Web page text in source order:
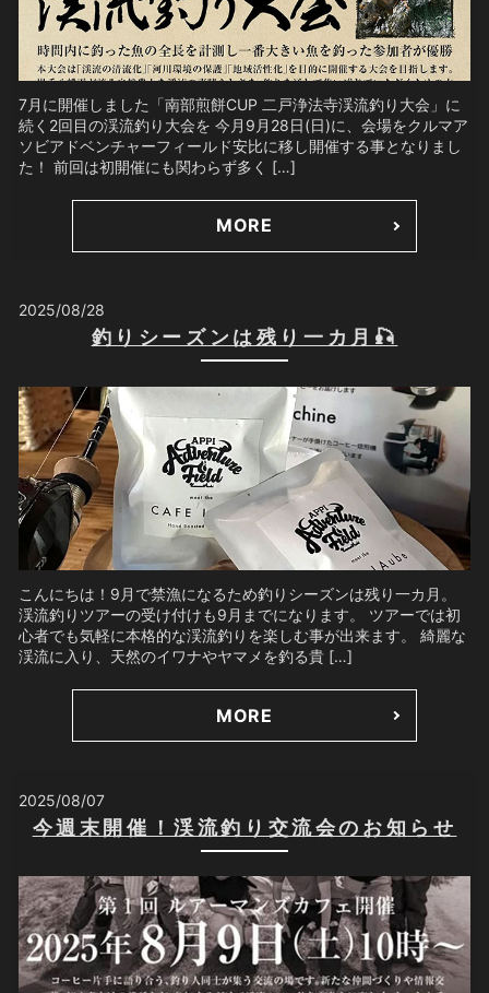
7月に開催しました「南部煎餅CUP 二戸浄法寺渓流釣り大会」に
続く2回目の渓流釣り大会を 今月9月28日(日)に、会場をクルマア
ソビアドベンチャーフィールド安比に移し開催する事となりまし
た！ 前回は初開催にも関わらず多く […]
MORE
2025/08/28
釣りシーズンは残り一カ月🎣
こんにちは！9月で禁漁になるため釣りシーズンは残り一カ月。
渓流釣りツアーの受け付けも9月までになります。 ツアーでは初
心者でも気軽に本格的な渓流釣りを楽しむ事が出来ます。 綺麗な
渓流に入り、天然のイワナやヤマメを釣る貴 […]
MORE
2025/08/07
今週末開催！渓流釣り交流会のお知らせ